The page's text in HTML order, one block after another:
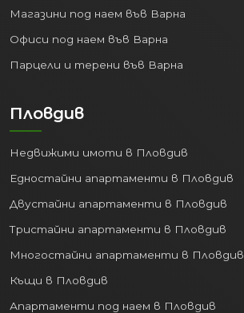
Магазини под наем във Варна
Офиси под наем във Варна
Парцели и терени във Варна
Пловдив
Недвижими имоти в Пловдив
Едностайни апартаменти в Пловдив
Двустайни апартаменти в Пловдив
Тристайни апартаменти в Пловдив
Многостайни апартаменти в Пловдив
Къщи в Пловдив
Апартаменти под наем в Пловдив